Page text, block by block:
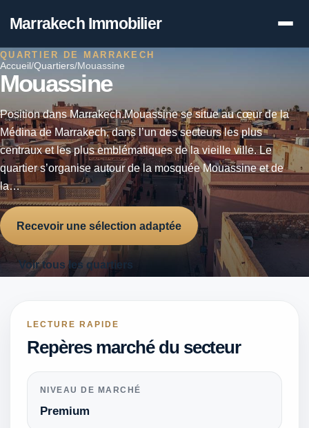
Marrakech Immobilier
Accueil /Quartiers/Mouassine
QUARTIER DE MARRAKECH
Mouassine
Position dans Marrakech.Mouassine se situe au cœur de la
Médina de Marrakech, dans l’un des secteurs les plus
centraux et les plus emblématiques de la vieille ville. Le
quartier s’organise autour de la mosquée Mouassine et de
la…
Recevoir une sélection adaptée
Voir tous les quartiers
LECTURE RAPIDE
Repères marché du secteur
NIVEAU DE MARCHÉ
Premium